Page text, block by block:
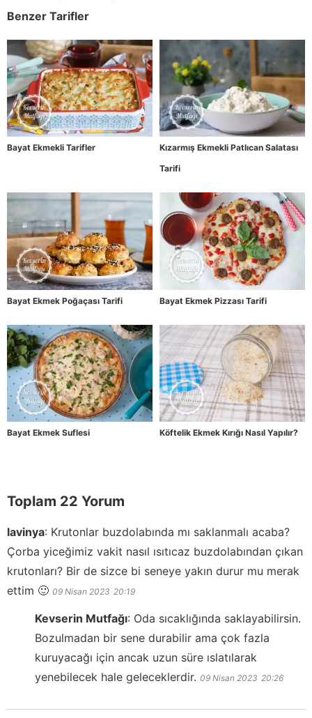
Benzer Tarifler
Bayat Ekmekli Tarifler
Kızarmış Ekmekli Patlıcan Salatası
Tarifi
Bayat Ekmek Poğaçası Tarifi Bayat Ekmek Pizzası Tarifi
Bayat Ekmek Suflesi Köftelik Ekmek Kırığı Nasıl Yapılır?
Toplam 22 Yorum
lavinya: Krutonlar buzdolabında mı saklanmalı acaba?
Çorba yiceğimiz vakit nasıl ısıtıcaz buzdolabından çıkan
krutonları? Bir de sizce bi seneye yakın durur mu merak
ettim 🙂 09 Nisan 2023 20:19
Kevserin Mutfağı: Oda sıcaklığında saklayabilirsin.
Bozulmadan bir sene durabilir ama çok fazla
kuruyacağı için ancak uzun süre ıslatılarak
yenebilecek hale geleceklerdir. 09 Nisan 2023 20:26